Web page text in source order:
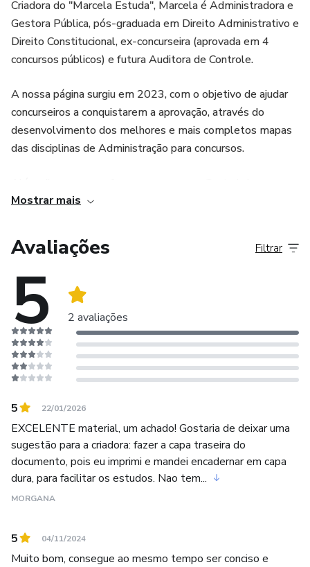
Criadora do "Marcela Estuda", Marcela é Administradora e
Gestora Pública, pós-graduada em Direito Administrativo e
Direito Constitucional, ex-concurseira (aprovada em 4
concursos públicos) e futura Auditora de Controle.
A nossa página surgiu em 2023, com o objetivo de ajudar
concurseiros a conquistarem a aprovação, através do
desenvolvimento dos melhores e mais completos mapas
das disciplinas de Administração para concursos.
Aprovado, uma plataforma personalizada, desenvolvida no
organiza seu estudo de maneira eficiente, tornando sua
A nossa missão é encurtar a sua jornada de estudos,
oferecendo soluções completamente diferenciadas, e para
isso, trabalhamos séria e diariamente no aperfeiçoamento
e expansão do nosso portfólio de produtos.
Mostrar mais
Avaliações
5 2 avaliações
Filtrar
5 22/01/2026
EXCELENTE material, um achado! Gostaria de deixar uma
sugestão para a criadora: fazer a capa traseira do
documento, pois eu imprimi e mandei encadernar em capa
dura, para facilitar os estudos. Nao tem...
MORGANA
5 04/11/2024
Muito bom, consegue ao mesmo tempo ser conciso e